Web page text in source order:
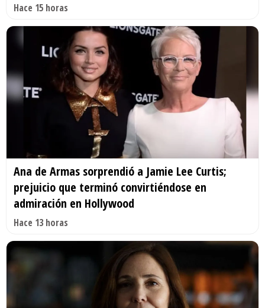
Hace 15 horas
Ana de Armas sorprendió a Jamie Lee Curtis;
prejuicio que terminó convirtiéndose en
admiración en Hollywood
Hace 13 horas